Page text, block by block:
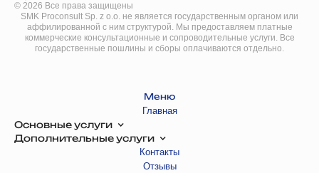
© 2026 Все права защищены
SMK Proconsult Sp. z o.o. не является государственным органом или
аффилированной с ним структурой. Мы предоставляем платные
коммерческие консультационные и сопроводительные услуги. Все
государственные пошлины и сборы оплачиваются отдельно.
Меню
Главная
Основные услуги
Дополнительные услуги
Контакты
Отзывы